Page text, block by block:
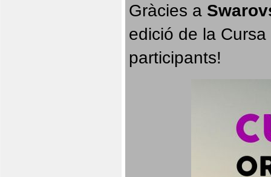
Gràcies a
edició de la
participants!